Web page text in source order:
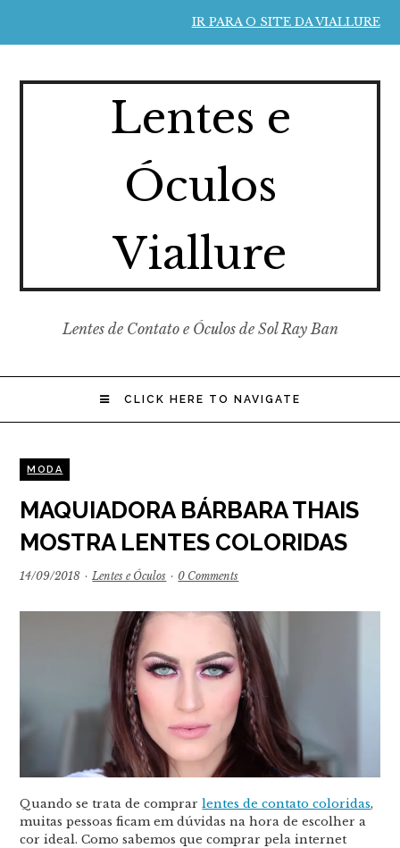
IR PARA O SITE DA VIALLURE
Lentes e
Óculos
Viallure
Lentes de Contato e Óculos de Sol Ray Ban
CLICK HERE TO NAVIGATE
MODA
MAQUIADORA BÁRBARA THAIS
MOSTRA LENTES COLORIDAS
14/09/2018 · Lentes e Óculos · 0 Comments
Quando se trata de comprarlentes de contato coloridas,
muitas pessoas ficam em dúvidas na hora de escolher a
cor ideal. Como sabemos que comprar pela internet